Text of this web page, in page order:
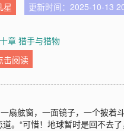
星 更新时间：2025-10-13
章 猎手与猎物
击阅读
扇舷窗，一面镜子，一个披
。“可惜！地球暂时是回不